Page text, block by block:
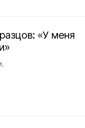
«У меня